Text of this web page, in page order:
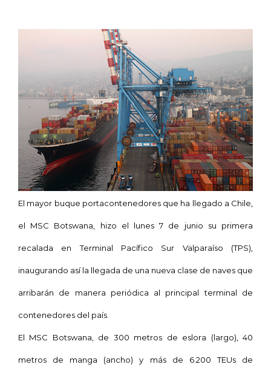
El mayor buque portacontenedores que ha llegado a Chile,
el MSC Botswana, hizo el lunes 7 de junio su primera
recalada en Terminal Pacífico Sur Valparaíso (TPS),
inaugurando así la llegada de una nueva clase de naves que
arribarán de manera periódica al principal terminal de
contenedores del país.
El MSC Botswana, de 300 metros de eslora (largo), 40
metros de manga (ancho) y más de 6.200 TEUs de